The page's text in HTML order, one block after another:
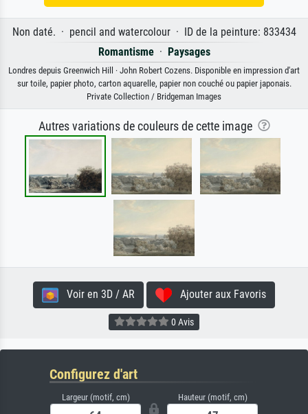
Non daté. · pencil and watercolour · ID de la peinture: 833434
Romantisme· Paysages
Londres depuis Greenwich Hill · John Robert Cozens. Disponible en impression d'art
sur toile, papier photo, carton aquarelle, papier non couché ou papier japonais.
Private Collection / Bridgeman Images
Autres variations de couleurs de cette image
Voir en 3D / AR Ajouter aux Favoris
0 Avis
Configurez d'art
Largeur (motif, cm) Hauteur (motif, cm)